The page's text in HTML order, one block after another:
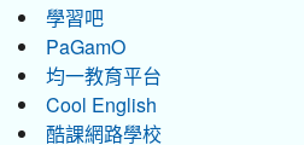
學習吧
PaGamO
均一教育平台
Cool English
酷課網路學校